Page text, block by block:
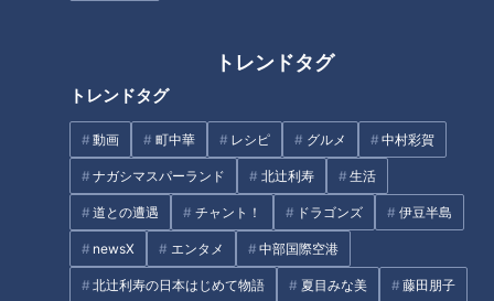
トレンドタグ
トレンドタグ
動画 町中華 レシピ グルメ 中村彩賀
ナガシマスパーランド 北辻利寿 生活
道との遭遇 チャント！ ドラゴンズ 伊豆半島
newsX エンタメ 中部国際空港
北辻利寿の日本はじめて物語 夏目みな美 藤田朋子
CBCテレビ『デララバ』
「東海発祥意外な有名企業ランキング」第10位は、名古屋市西
区に本社を置く「シヤチハタ」。